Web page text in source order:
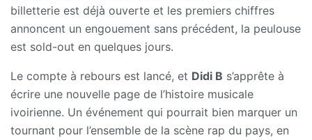
billetterie est déjà ouverte et les premiers chiffres
annoncent un engouement sans précédent, la peulouse
est sold-out en quelques jours.
Le compte à rebours est lancé, et Didi B s’apprête à
écrire une nouvelle page de l’histoire musicale
ivoirienne. Un événement qui pourrait bien marquer un
tournant pour l’ensemble de la scène rap du pays, en